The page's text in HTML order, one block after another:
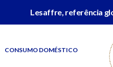
Lesaffre, referência
CONSUMO DOMÉSTICO